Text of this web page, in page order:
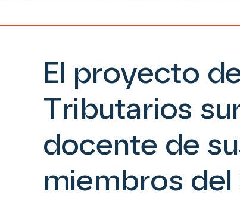
El proyecto
Tributarios
docente de
miembros del